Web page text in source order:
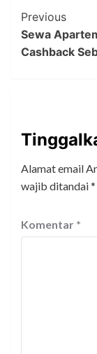
Post
Previous
Sewa
Cashback
Alamat email
wajib ditandai*
Komentar *